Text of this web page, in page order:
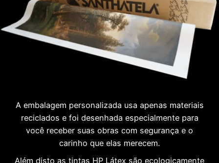
A embalagem personalizada usa apenas materiais
reciclados e foi desenhada especialmente para
você receber suas obras com segurança e o
carinho que elas merecem.
Além disto as tintas HP Látex são ecologicamente